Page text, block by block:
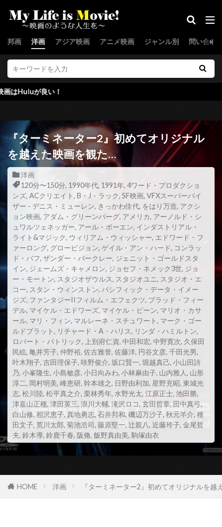
邦画 洋画 アジア映画 アニメ映画 ジャンル別 問い合わ
ジョー・スピネル
ジョー・セネカ
ジョー・ターケル
ジョー・パントリアーノ
ジョー・ピトカ
ジョー・フラハティ
ジョー・プロスペロ
ジョー・ペシ
ジョー・マンガニエロ
ジョー・ロー・トルグリオ
ジリアン・ハンナ
ジル・バローニ
ジーナ・マッキー
スウェーデン
スカイダンス・プロダクションズ
スカンヤー・ウォンサターバット
スカーレット・ヨハンソン
スキップ・ウッズ
スキャットマン・クローザース
スクエア・ペグ
スコット・Z・バーンズ
スコット・アレクサンダー
スコット・グレン
スコット・コルク
スコット・シェパード
スコット・シルヴァー
スコット・ジョプリン
スコット・トーマス
スコット・ノイスタッター
スコット・バクラ
スコット・バドニック
スコット・ヒックス
スコット・ムーア
スコット・リーヴス
スコット・ルーディン
スコット・ルーディン・プロダクションズ
スサンネ・ビア
スサンネ・リンマン
スザンヌ・シェパード
スザンヌ・トッド
スタイルジャム
スタジオカナル
スタジオザウルス
スタジオユニ
スタジオ・エコー
スタンリー・キューブリック
！
『ターミネーター2』初めてオリジナル
を越えた映画を観た…
洋画
120分〜150分, 1990年代, 1991年, 4ワード・プロダクショ
ンズ, ACクリエイト, B・J・ラック, SF映画, VFXスーパーバイ
ザー - デニス・ミューレン, きっかわ佳代, をはり万造, アクシ
ョン映画, アダム・グリーンバーグ, アメリカ, アーノルド・シ
ュワルツェネッガー, アール・ボーエン, インダストリアル・
ライト&マジック, ウィリアム・ウィッシャー, エドワード・フ
ァーロング, グロービジョン, ゲイル・アン・ハード, コンラッ
ド・バフ, ザンダー・バークレー, ジェニット・ゴールドスタ
イン, ジェームズ・キャメロン, ジョセフ・ネメック3世, ジョ
ー・モートン, スタジオザウルス, スタジオユニ, スタジオ・エ
コー, スタン・ウィンストン, パシフィック・データ・イメー
ジズ, ファンタジーIIフィルム・エフェクツ, ブラッド・フィー
デル, マイケル・エドワーズ, マイケル・ビーン, マリオ・カサ
ール, マリ・フィン, マルレーネ・スチュワート, マーク・ゴー
ルドブラット, リチャード・A・ハリス, リンダ・ハミルトン,
ロバート・パトリック, 上別府仁資, 中田和宏, 中野寛次, 久保田
民絵, 亀井芳子, 仲野裕, 佐古雅誉, 佐藤洋, 円谷文彦, 千田光男,
叶木翔子, 吉田理保子, 咲野俊介, 坂口賢一, 堀越真己, 小山田詩
乃, 小峯隆生, 小島敏彦, 小日向みわ, 小林麻由子, 山内雅人, 山形
淳二, 岡村明美, 峰恵研, 幹本雄之, 日野由利加, 星野充昭, 東城光
志, 松川陸, 松平真之介, 栗林秀年, 水野光太, 江原正士, 池田勝,
津嘉山正種, 津田英三, 浪川大輔, 滝沢ロコ, 玄田哲章, 田中真弓,
白山修, 相沢恵子, 真地勇志, 石井邦和, 磯辺万沙子, 秋元羊介, 種
田文子, 荒川太郎, 菊池浩司, 藤原堅一, 辻親八, 近藤玲子, 金尾哲
夫, 鈴木導, 鈴鹿千春, 阪脩, 飯野真由美, 駒塚由衣
HOME 洋画 『ターミネーター2』初めてオリジナルを越